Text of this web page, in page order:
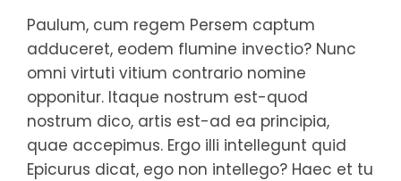
Paulum, cum regem Persem captum
adduceret, eodem flumine invectio? Nunc
omni virtuti vitium contrario nomine
opponitur. Itaque nostrum est-quod
nostrum dico, artis est-ad ea principia,
quae accepimus. Ergo illi intellegunt quid
Epicurus dicat, ego non intellego? Haec et tu